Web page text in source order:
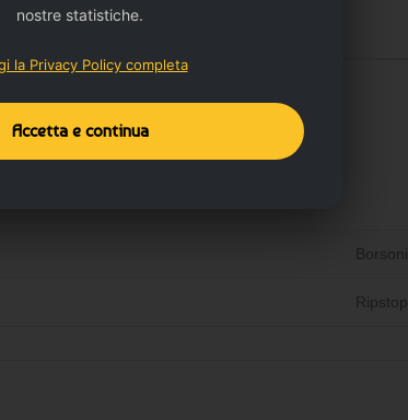
Borsoni
Ripstop
nostre statistiche.
la Privacy Policy completa
Accetta e continua